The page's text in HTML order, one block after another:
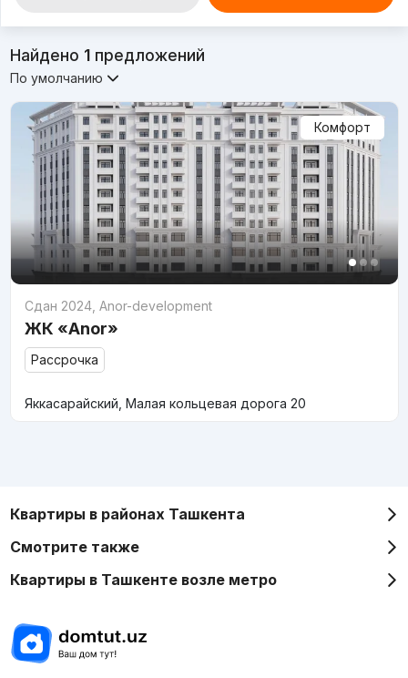
Найдено 1предложений
По умолчанию
Комфорт
Сдан 2024, Anor-development
ЖК «Anor»
Рассрочка
Яккасарайский, Малая кольцевая дорога 20
Квартиры в районах Ташкента
Смотрите также
Квартиры в Ташкенте возле метро